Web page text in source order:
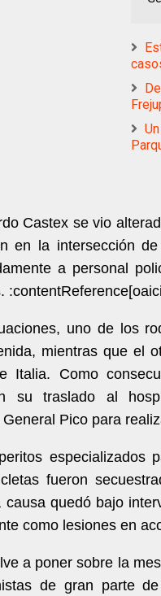
Castex se vio
en la intersección
a personal
uno de los
mientras que el
Italia. Como
su traslado al
Pico para
especializados
fueron
causa quedó bajo
como lesiones en
a poner sobre la
de gran parte